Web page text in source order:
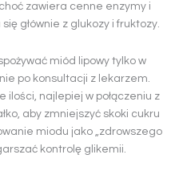
zawiera cenne enzymy i
głównie z glukozy i fruktozy.
miód lipowy tylko w
po konsultacji z lekarzem.
ilości, najlepiej w połączeniu z
aby zmniejszyć skoki cukru
miodu jako „zdrowszego
kontrolę glikemii.